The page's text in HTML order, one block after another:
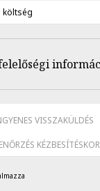
költség
VISSZAKÜLDÉS
KÉZBESÍTÉSKOR